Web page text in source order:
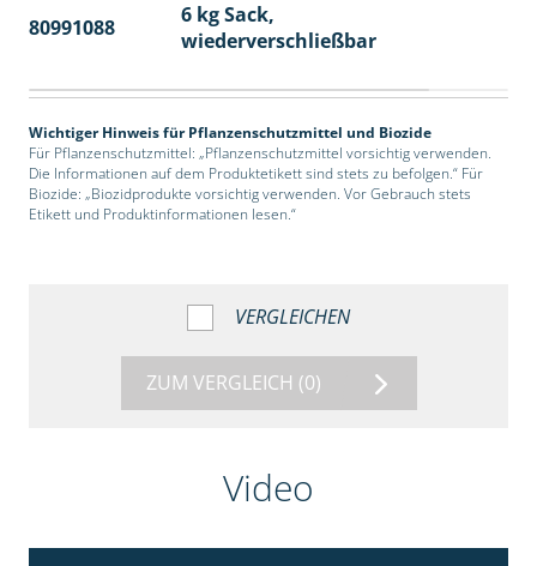
80991088
6 kg Sack,
wiederverschließbar
Wichtiger Hinweis für Pflanzenschutzmittel und Biozide
Für Pflanzenschutzmittel: „Pflanzenschutzmittel vorsichtig verwenden.
Die Informationen auf dem Produktetikett sind stets zu befolgen.“ Für
Biozide: „Biozidprodukte vorsichtig verwenden. Vor Gebrauch stets
Etikett und Produktinformationen lesen.“
VERGLEICHEN
ZUM VERGLEICH (0)
Video